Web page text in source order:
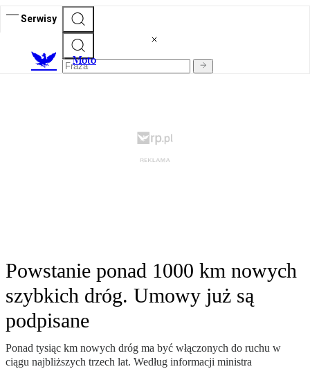
Serwisy
Moto
Powstanie ponad 1000 km nowych
szybkich dróg. Umowy już są
podpisane
Ponad tysiąc km nowych dróg ma być włączonych do ruchu w
ciągu najbliższych trzech lat. Według informacji ministra